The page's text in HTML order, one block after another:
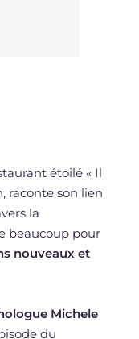
étoilé « Il
raconte son lien
la
beaucoup pour
nouveaux et
Michele
du